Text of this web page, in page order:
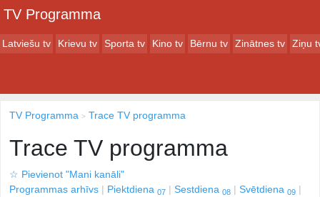
TV Programma
Latviešu tv Krievu tv Sporta tv Kino tv Bērnu tv Zinātnes tv Ziņu
TV Programma Trace TV programma
Trace TV programma
☆ Pievienot "Mani kanāli"
Programmas arhīvs
Piektdiena 07 Sestdiena 08 Svētdiena 09